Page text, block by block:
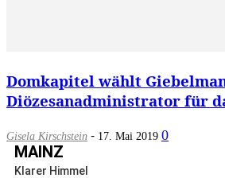
Domkapitel wählt
Diözesanadministrator für
Gisela Kirschstein - 17. Mai 2019 0
MAINZ
Klarer Himmel